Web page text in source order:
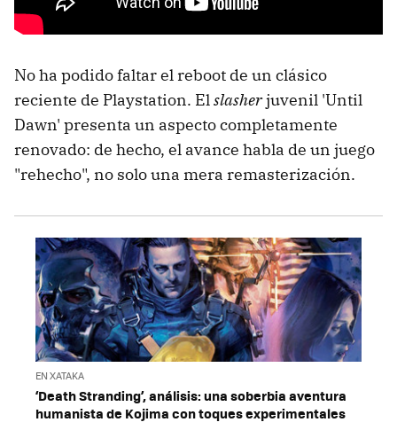
No ha podido faltar el reboot de un clásico
reciente de Playstation. Elslasherjuvenil 'Until
Dawn' presenta un aspecto completamente
renovado: de hecho, el avance habla de un juego
"rehecho", no solo una mera remasterización.
EN XATAKA
‘Death Stranding’, análisis: una soberbia aventura
humanista de Kojima con toques experimentales